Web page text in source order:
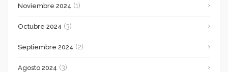
Noviembre 2024 (1)
Octubre 2024 (3)
Septiembre 2024 (2)
Agosto 2024 (3)